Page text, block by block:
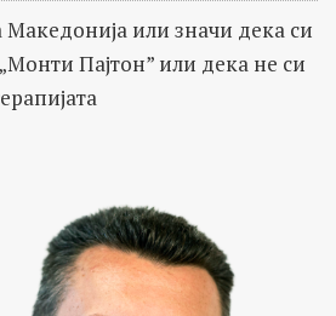
или значи дека си
Пајтон” или дека не си